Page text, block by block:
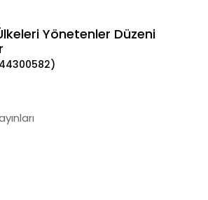
Yönetenler Düzeni